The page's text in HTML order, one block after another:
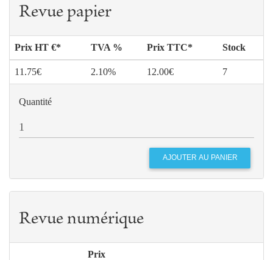
Revue papier
Prix HT €* TVA % Prix TTC* Stock
11.75€ 2.10% 12.00€ 7
Quantité
Revue numérique
Prix